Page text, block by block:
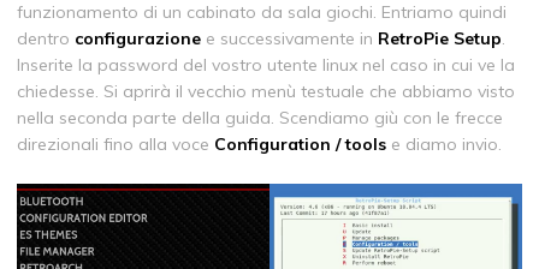
funzionamento di un cabinato da sala giochi. Entriamo quindi
dentro configurazione e successivamente in RetroPie Setup.
Inserite la password del vostro utente linux nel caso in cui ve la
chiedesse. Si aprirà il vecchio menù testuale che abbiamo visto
nella seconda parte della guida. Scendiamo giù con le frecce
direzionali fino alla voce Configuration / tools e diamo invio.